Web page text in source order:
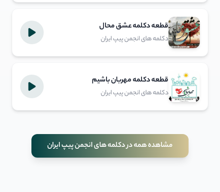
قطعه دکلمه عشق محال
دکلمه های انجمن پیپ ایران
قطعه دکلمه مهربان باشیم
دکلمه های انجمن پیپ ایران
مشاهده همه در دکلمه های انجمن پیپ ایران